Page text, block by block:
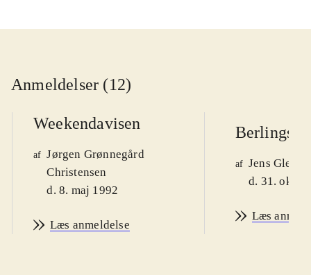
Anmeldelser (12)
Weekendavisen
af Jørgen Grønnegård
Christensen
d. 8. maj 1992
Læs anmeldelse
af Jens
d. 31. okt.
Læs